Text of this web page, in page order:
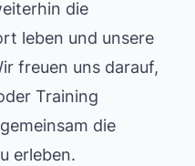
die
leben und unsere
freuen uns darauf,
Training
die
erleben.